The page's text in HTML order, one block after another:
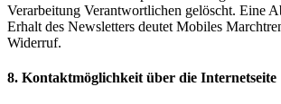
Verarbeitung Verantwortlichen gelöscht. Eine
Erhalt des Newsletters deutet Mobiles
Widerruf.
8. Kontaktmöglichkeit über die Internetseite